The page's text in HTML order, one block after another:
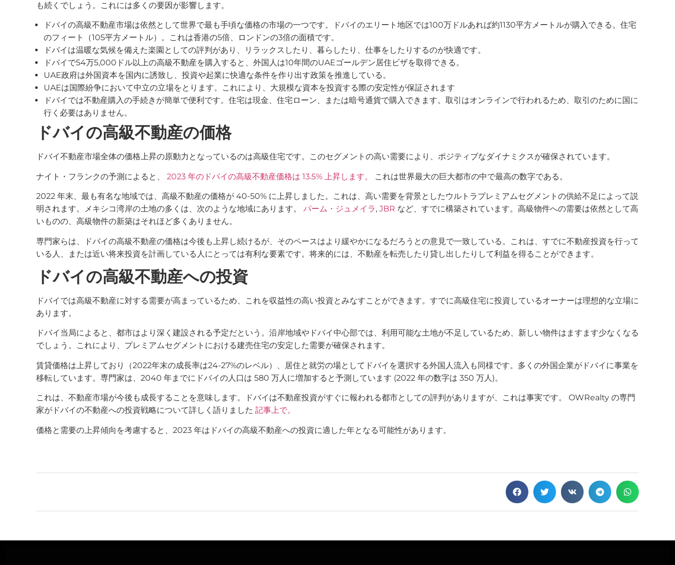
も続くでしょう。これには多くの要因が影響します。
ドバイの高級不動産市場は依然として世界で最も手頃な価格の市場の一つです。ドバイのエリート地区では100万ドルあれば約1130平方メートルが購入できる。住宅
のフィート（105平方メートル）。これは香港の5倍、ロンドンの3倍の面積です。
ドバイは温暖な気候を備えた楽園としての評判があり、リラックスしたり、暮らしたり、仕事をしたりするのが快適です。
ドバイで54万5,000ドル以上の高級不動産を購入すると、外国人は10年間のUAEゴールデン居住ビザを取得できる。
UAE政府は外国資本を国内に誘致し、投資や起業に快適な条件を作り出す政策を推進している。
UAEは国際紛争において中立の立場をとります。これにより、大規模な資本を投資する際の安定性が保証されます
ドバイでは不動産購入の手続きが簡単で便利です。住宅は現金、住宅ローン、または暗号通貨で購入できます。取引はオンラインで行われるため、取引のために国に
行く必要はありません。
ドバイの高級不動産の価格
ドバイ不動産市場全体の価格上昇の原動力となっているのは高級住宅です。このセグメントの高い需要により、ポジティブなダイナミクスが確保されています。
ナイト・フランクの予測によると、 2023 年のドバイの高級不動産価格は 13.5% 上昇します。 これは世界最大の巨大都市の中で最高の数字である。
2022 年末、最も有名な地域では、高級不動産の価格が 40-50% に上昇しました。これは、高い需要を背景としたウルトラプレミアムセグメントの供給不足によって説
明されます。メキシコ湾岸の土地の多くは、次のような地域にあります。 パーム・ジュメイラ, JBR など、すでに構築されています。高級物件への需要は依然として高
いものの、高級物件の新築はそれほど多くありません。
専門家らは、ドバイの高級不動産の価格は今後も上昇し続けるが、そのペースはより緩やかになるだろうとの意見で一致している。これは、すでに不動産投資を行って
いる人、または近い将来投資を計画している人にとっては有利な要素です。将来的には、不動産を転売したり貸し出したりして利益を得ることができます。
ドバイの高級不動産への投資
ドバイでは高級不動産に対する需要が高まっているため、これを収益性の高い投資とみなすことができます。すでに高級住宅に投資しているオーナーは理想的な立場に
あります。
ドバイ当局によると、都市はより深く建設される予定だという。沿岸地域やドバイ中心部では、利用可能な土地が不足しているため、新しい物件はますます少なくなる
でしょう。これにより、プレミアムセグメントにおける建売住宅の安定した需要が確保されます。
賃貸価格は上昇しており（2022年末の成長率は24-27%のレベル）、居住と就労の場としてドバイを選択する外国人流入も同様です。多くの外国企業がドバイに事業を
移転しています。専門家は、2040 年までにドバイの人口は 580 万人に増加すると予測しています (2022 年の数字は 350 万人)。
これは、不動産市場が今後も成長することを意味します。ドバイは不動産投資がすぐに報われる都市としての評判がありますが、これは事実です。 OWRealty の専門
家がドバイの不動産への投資戦略について詳しく語りました 記事上で。
価格と需要の上昇傾向を考慮すると、2023 年はドバイの高級不動産への投資に適した年となる可能性があります。